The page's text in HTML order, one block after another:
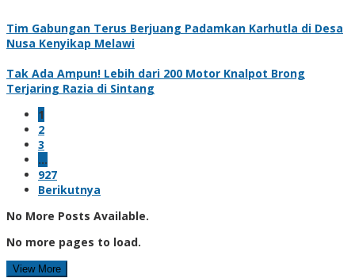
Tim Gabungan Terus Berjuang Padamkan Karhutla di Desa
Nusa Kenyikap Melawi
Tak Ada Ampun! Lebih dari 200 Motor Knalpot Brong
Terjaring Razia di Sintang
1
2
3
…
927
Berikutnya
No More Posts Available.
No more pages to load.
View More